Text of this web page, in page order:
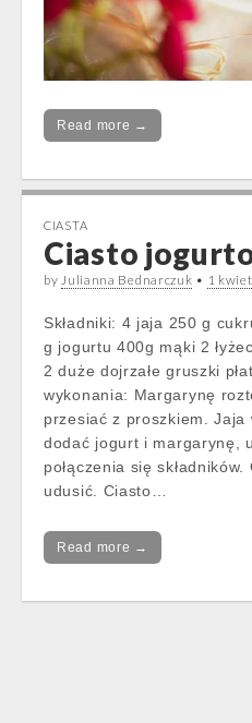
Read more →
CIASTA
Ciasto
by Julianna Bednarczuk • 1
Składniki: 4 jaja 250 g
g jogurtu 400g mąki 2
2 duże dojrzałe gruszki
wykonania: Margarynę
przesiać z proszkiem. Jaja
dodać jogurt i margarynę,
połączenia się
udusić. Ciasto…
Read more →